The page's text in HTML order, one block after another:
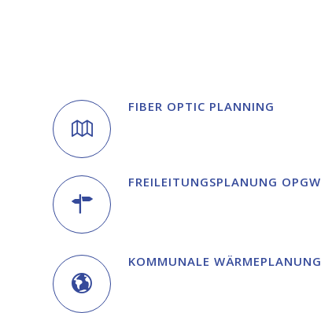
FIBER OPTIC PLANNING
FREILEITUNGS­PLANUNG OPGW
KOMMUNALE WÄRMEPLANUNG